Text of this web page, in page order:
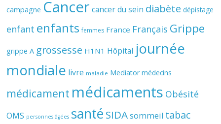
campagne Cancer cancer du sein diabète dépistage
enfant enfants femmes France Français Grippe
grippe A grossesse H1N1 Hôpital journée
mondiale livre maladie Mediator médecins
médicament médicaments Obésité
OMS personnes âgées santé SIDAsommeil tabac